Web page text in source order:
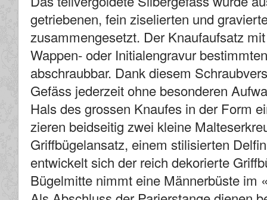
getriebenen, fein ziselierten und
zusammengesetzt. Der Knaufaufsatz
Wappen- oder Initialengravur
abschraubbar. Dank diesem
Gefäss jederzeit ohne besonderen
Hals des grossen Knaufes in der Form
zieren beidseitig zwei kleine
Griffbügelansatz, einem stilisierten
entwickelt sich der reich dekorierte
Bügelmitte nimmt eine Männerbüste im